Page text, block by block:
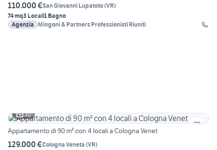
110.000 €San Giovanni Lupatoto(VR)
74 mq3 Locali1 Bagno
Agenzia Mingoni & Partners Professionisti Riuniti
30
Appartamento di 90 m² con 4 locali a Cologna Venet
129.000 €Cologna Veneta (VR)